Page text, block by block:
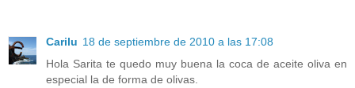
Carilu 18 de septiembre de 2010 a las 17:08
Hola Sarita te quedo muy buena la coca de aceite oliva en
especial la de forma de olivas.